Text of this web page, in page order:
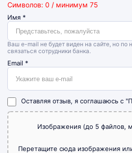
Символов: 0 / минимум 75
Имя *
Ваш e-mail не будет виден на сайте, но по
связаться сотрудники банка.
Email *
Оставляя отзыв, я соглашаюсь с
Изображения (до 5 файлов,
Перетащите сюда изображения